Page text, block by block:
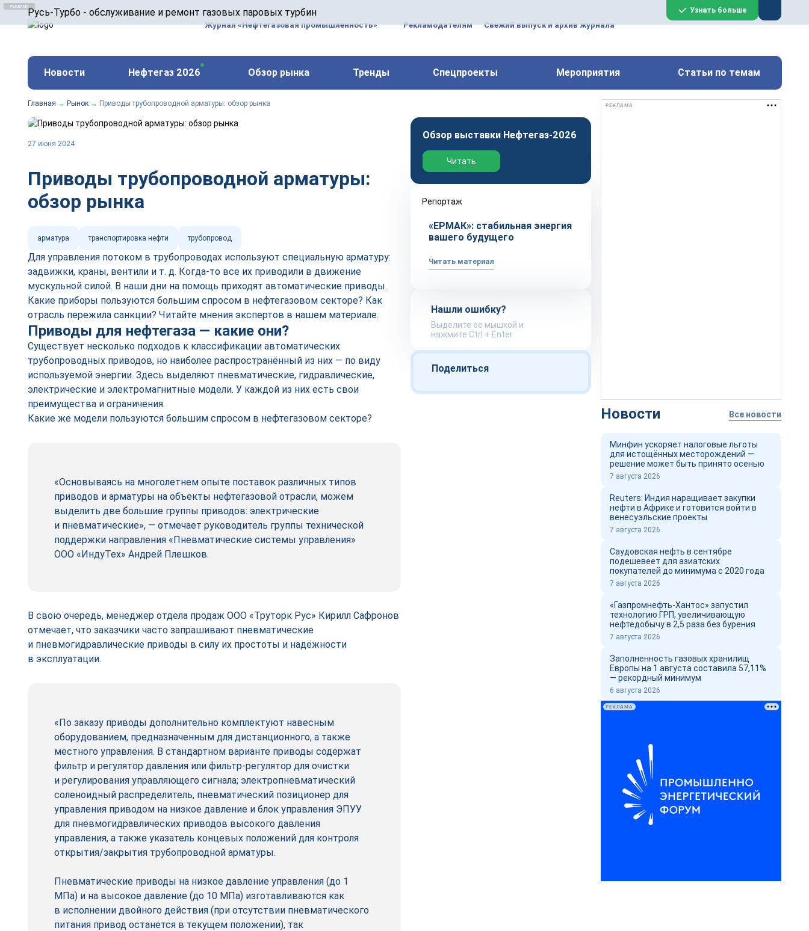
Русь-Турбо - обслуживание и ремонт газовых паровых турбин
ООО «Русь-Турбо» занимается сервисом газовых и паровых турбин, комплексным ремонтом, восстановлением, техническим обслуживанием
оборудования ТЭС, зарубежных поршневых машин и компрессоров, которые работают на нефтегазовых, нефтехимических, металлургических
и других предприятиях.
Реклама. ООО «Русь-Турбо», ИНН 7802588950
erid: F7NfYUJCUneVdwPs4znf
Закрыть
Узнать больше
Журнал «Нефтегазовая промышленность» Рекламодателям Свежий выпуск и архив журнала
Новости Нефтегаз 2026 Обзор рынка Тренды Спецпроекты Мероприятия Статьи по темам
Главная → Рынок → Приводы трубопроводной арматуры: обзор рынка
27 июня 2024
Приводы трубопроводной арматуры:
обзор рынка
арматура транспортировка нефти трубопровод
Для управления потоком в трубопроводах используют специальную арматуру:
задвижки, краны, вентили и т. д. Когда‑то все их приводили в движение
мускульной силой. В наши дни на помощь приходят автоматические приводы.
Какие приборы пользуются большим спросом в нефтегазовом секторе? Как
отрасль пережила санкции? Читайте мнения экспертов в нашем материале.
Приводы для нефтегаза — какие они?
Существует несколько подходов к классификации автоматических
трубопроводных приводов, но наиболее распространённый из них — по виду
используемой энергии. Здесь выделяют пневматические, гидравлические,
электрические и электромагнитные модели. У каждой из них есть свои
преимущества и ограничения.
Какие же модели пользуются большим спросом в нефтегазовом секторе?
«Основываясь на многолетнем опыте поставок различных типов
приводов и арматуры на объекты нефтегазовой отрасли, можем
выделить две большие группы приводов: электрические
и пневматические», — отмечает руководитель группы технической
поддержки направления «Пневматические системы управления»
ООО «ИндуТех» Андрей Плешков.
В свою очередь, менеджер отдела продаж ООО «Труторк Рус» Кирилл Сафронов
отмечает, что заказчики часто запрашивают пневматические
и пневмогидравлические приводы в силу их простоты и надёжности
в эксплуатации.
«По заказу приводы дополнительно комплектуют навесным
оборудованием, предназначенным для дистанционного, а также
местного управления. В стандартном варианте приводы содержат
фильтр и регулятор давления или фильтр-­регулятор для очистки
и регулирования управляющего сигнала; электропневматический
соленоидный распределитель, пневматический позиционер для
управления приводом на низкое давление и блок управления ЭПУУ
для пневмогидравлических приводов высокого давления
управления, а также указатель концевых положений для контроля
открытия/закрытия трубопроводной арматуры.
Пневматические приводы на низкое давление управления (до 1
МПа) и на высокое давление (до 10 МПа) изготавливаются как
в исполнении двой­ного действия (при отсутствии пневматического
питания привод останется в текущем положении), так
Обзор выставки Нефтегаз-2026
Читать
Репортаж
«ЕРМАК»: стабильная энергия
вашего будущего
Читать материал
Нашли ошибку?
Выделите ее мышкой и
нажмите Ctrl + Enter
Поделиться
РЕКЛАМА
Новости Все новости
Минфин ускоряет налоговые льготы
для истощённых месторождений —
решение может быть принято осенью
7 августа 2026
Reuters: Индия наращивает закупки
нефти в Африке и готовится войти в
венесуэльские проекты
7 августа 2026
Саудовская нефть в сентябре
подешевеет для азиатских
покупателей до минимума с 2020 года
7 августа 2026
«Газпромнефть-Хантос» запустил
технологию ГРП, увеличивающую
нефтедобычу в 2,5 раза без бурения
7 августа 2026
Заполненность газовых хранилищ
Европы на 1 августа составила 57,11%
— рекордный минимум
6 августа 2026
РЕКЛАМА